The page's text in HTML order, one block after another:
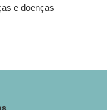
e doenças